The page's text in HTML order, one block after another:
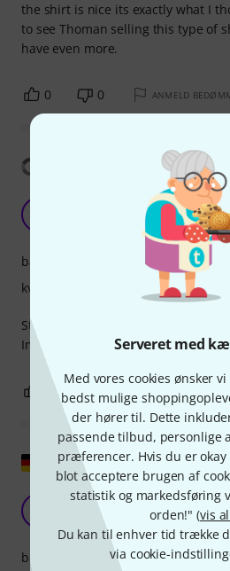
Serveret med
Med vores cookies ønsker
bedst mulige
der hører til. Dette
passende tilbud, personlige
præferencer. Hvis du er
blot acceptere brugen af
statistik og markedsføring
orden!" (vis
Du kan til enhver tid trække
via cookie-
the shirt is nice its exactly what I
to see Thoman selling this type of
have even more.
0 0 ANMELD
Rossen
Still comfy and soft
Image still there with minor loss of
bærekomfort
kvalitet
ANMELD
Vis original
Ikke dårligt.
Lord Instant
bærekomfort